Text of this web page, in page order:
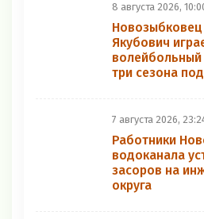
8 августа 2026,
Якубович
три сезона
7 августа 2026,
Работники
водоканала
засоров на
округа